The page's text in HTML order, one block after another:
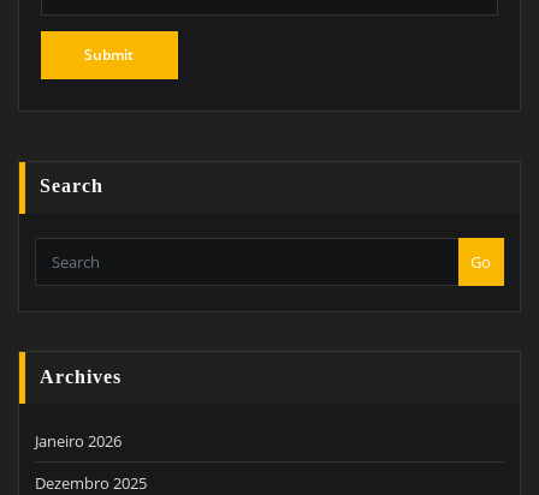
Search
Go
Archives
Janeiro 2026
Dezembro 2025